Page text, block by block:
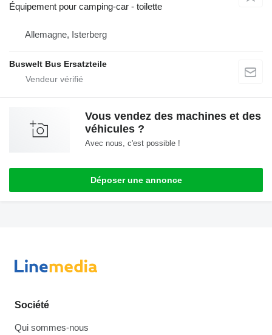
Équipement pour camping-car - toilette
Allemagne, Isterberg
Buswelt Bus Ersatzteile
Vous vendez des machines et des
véhicules ?
Avec nous, c'est possible !
Déposer une annonce
Société
Qui sommes-nous